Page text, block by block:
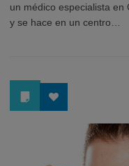
un médico especialista en
y se hace en un centro…